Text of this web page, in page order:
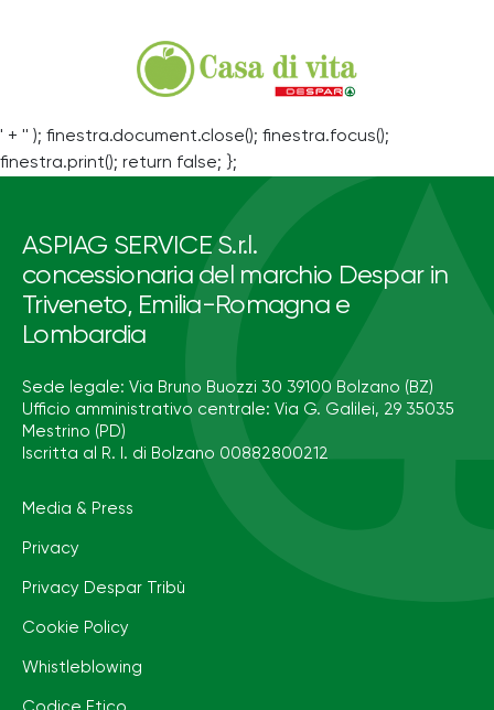
' + '' ); finestra.document.close(); finestra.focus();
finestra.print(); return false; };
ASPIAG SERVICE S.r.l.
concessionaria del marchio Despar in
Triveneto, Emilia-Romagna e
Lombardia
Sede legale: Via Bruno Buozzi 30 39100 Bolzano (BZ)
Ufficio amministrativo centrale: Via G. Galilei, 29 35035
Mestrino (PD)
Iscritta al R. I. di Bolzano 00882800212
Media & Press
Privacy
Privacy Despar Tribù
Cookie Policy
Whistleblowing
Codice Etico